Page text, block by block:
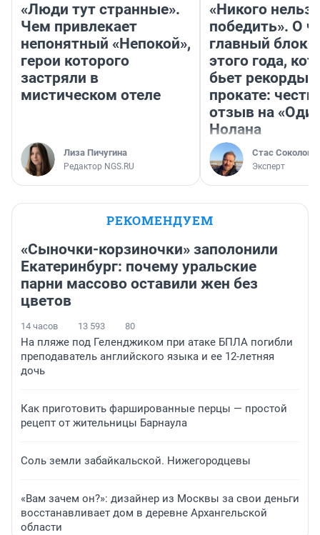
«Люди тут странные».
Чем привлекает
непонятный «Непокой»,
герои которого
застряли в
мистическом отеле
Лиза Пичугина
Редактор NGS.RU
«Никого нельзя
победить». О
главный
этого года,
бьет рекорды в
прокате:
отзыв на
Нолана
Стас Соколов
Эксперт
РЕКОМЕНДУЕМ
«Сыночки-корзиночки» заполонили
Екатеринбург: почему уральские
парни массово оставили жен без
цветов
14 часов 13 593 80
На пляже под Геленджиком при атаке БПЛА погибли
преподаватель английского языка и ее 12-летняя
дочь
Как приготовить фаршированные перцы — простой
рецепт от жительницы Барнаула
Соль земли забайкальской. Нижегородцевы
«Вам зачем он?»: дизайнер из Москвы за свои деньги
восстанавливает дом в деревне Архангельской
области